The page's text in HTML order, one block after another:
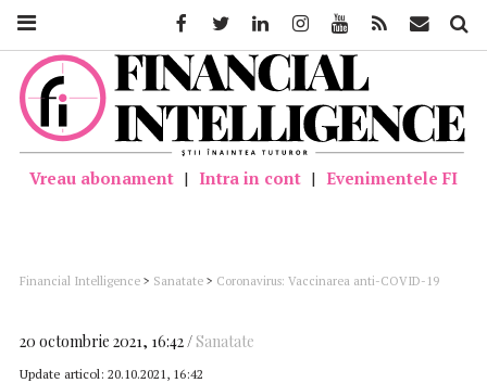
Vreau abonament | Intra in cont | Evenimentele FI
Financial Intelligence > Sanatate > Coronavirus: Vaccinarea anti-COVID-19
20 octombrie 2021, 16:42 Sanatate
Update articol: 20.10.2021, 16:42
FacebookTwitter LinkedinInstagramYoutube Feed Mail